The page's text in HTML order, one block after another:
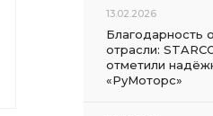
13.02.2026
Благодарность
отрасли:
отметили
«РуМоторс»